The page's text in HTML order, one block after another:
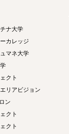
ナ大学
カレッジ
マネ大学
クト
リアビジョン
ン
クト
クト